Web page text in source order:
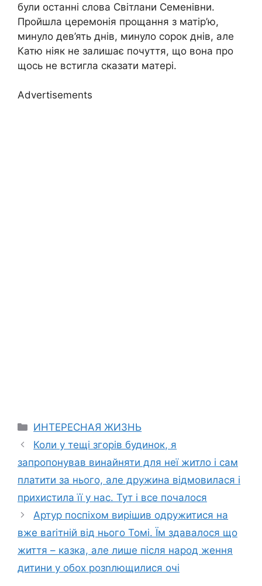
були останні слова Світлани Семенівни.
Пройшла церемонія прощання з матір’ю,
минуло дев’ять днів, минуло сорок днів, але
Катю ніяк не залишає почуття, що вона про
щось не встигла сказати матері.
Advertisements
Categories
ИНТЕРЕСНАЯ ЖИЗНЬ
Коли у тещі згорів будинок, я
запропонував винайняти для неї житло і сам
платити за нього, але дружина відмовилася і
прихистила її у нас. Тут і все почалося
Артур поспіхом вирішив одружитися на
вже ваrітній від нього Томі. Їм здавалося що
життя – казка, але лише після народ ження
дитини у обох розnлющилися очі